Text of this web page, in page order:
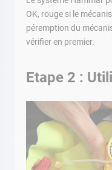
OK, rouge si le
péremption du
vérifier en premier.
Etape 2 :